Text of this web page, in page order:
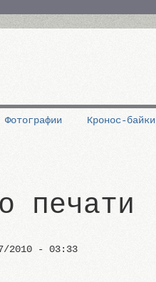
Фотографии Кронос-байки
печати
2010 - 03:33